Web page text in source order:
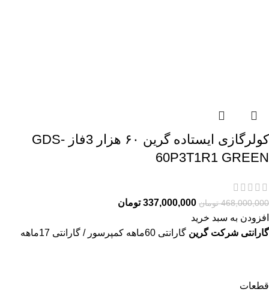
کولرگازی ایستاده گرین ۶۰ هزار 3فاز GDS-
60P3T1R1 GREEN
468,000,000 تومان 337,000,000 تومان
افزودن به سبد خرید
گارانتی شرکت گرین
گارانتی 60ماهه کمپرسور / گارانتی 17ماهه
قطعات